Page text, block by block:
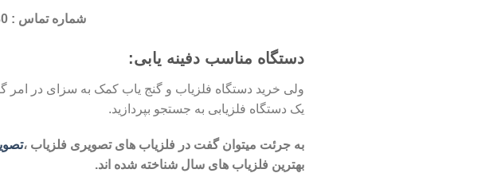
شماره تماس : 09102191330 _ 09102181088
دستگاه مناسب دفینه یابی:
ولی خرید دستگاه فلزیاب و گنج یاب کمک به سزای در امر
یک دستگاه فلزیابی به جستجو بپردازید.
به جرئت میتوان گفت در فلزیاب های تصویری فلزیاب ،
بهترین فلزیاب های سال شناخته شده اند.